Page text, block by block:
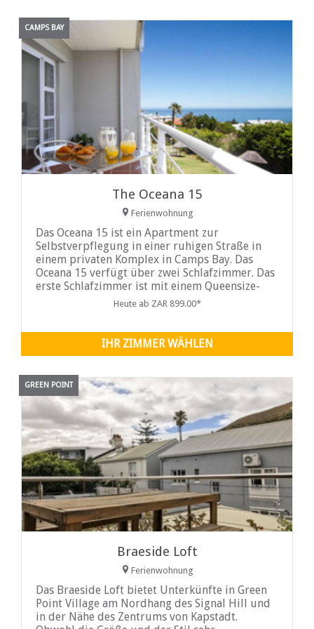
CAMPS BAY
The Oceana 15
Ferienwohnung
Das Oceana 15 ist ein Apartment zur
Selbstverpflegung in einer ruhigen Straße in
einem privaten Komplex in Camps Bay. Das
Oceana 15 verfügt über zwei Schlafzimmer. Das
erste Schlafzimmer ist mit einem Queensize-
Bett ausgestattet und öffnet sich auf den
Kühlschrank, Mikrowelle sowie Tee- und
Kaffeezubehör. Ihre Mahlzeiten können Sie dort
Heute ab ZAR 899.00*
IHR ZIMMER WÄHLEN
GREEN POINT
Braeside Loft
Ferienwohnung
Das Braeside Loft bietet Unterkünfte in Green
Point Village am Nordhang des Signal Hill und
in der Nähe des Zentrums von Kapstadt.